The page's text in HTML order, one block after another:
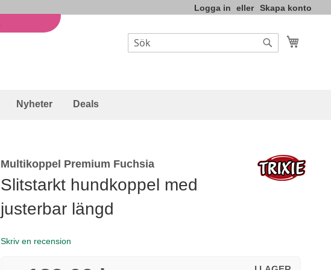
Logga in Skapa konto
Sök
Nyheter Deals
Multikoppel Premium Fuchsia
Slitstarkt hundkoppel med
justerbar längd
Skriv en recension